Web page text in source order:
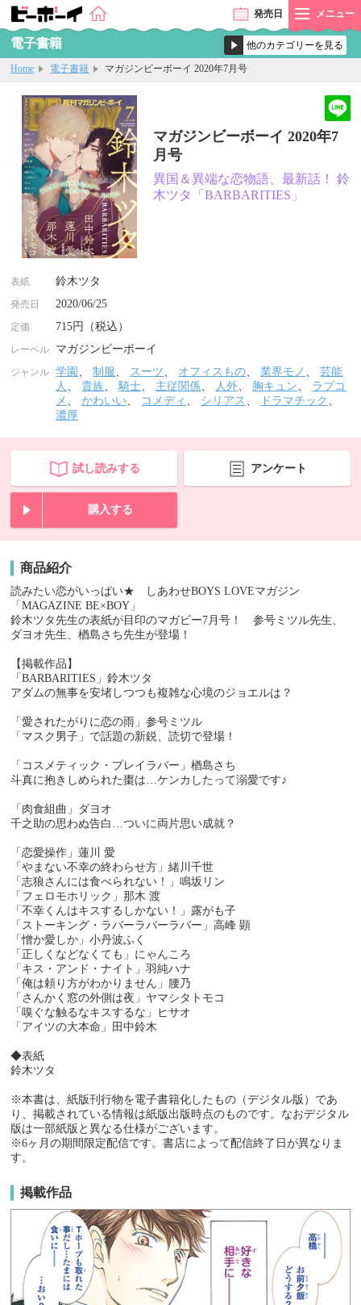
発売日 メニュー
電子書籍
Home 電子書籍 マガジンビーボーイ 2020年7月号
マガジンビーボーイ 2020年7
月号
異国＆異端な恋物語、最新話！ 鈴
木ツタ「BARBARITIES」
表紙 鈴木ツタ
発売日 2020/06/25
定価 715円（税込）
レーベル マガジンビーボーイ
ジャンル 学園 、制服、 スーツ、 オフィスもの、業界モノ 、芸能
人 、貴族、騎士、 主従関係、 人外、 胸キュン、 ラブコ
メ 、かわいい、 コメディ 、 シリアス 、 ドラマチック 、
濃厚
試し読みする アンケート
購入する
商品紹介
読みたい恋がいっぱい★ しあわせBOYS LOVEマガジン
「MAGAZINE BE×BOY」
鈴木ツタ先生の表紙が目印のマガビー7月号！ 参号ミツル先生、
ダヨオ先生、楢島さち先生が登場！
【掲載作品】
「BARBARITIES」鈴木ツタ
アダムの無事を安堵しつつも複雑な心境のジョエルは？
「愛されたがりに恋の雨」参号ミツル
「マスク男子」で話題の新鋭、読切で登場！
「コスメティック・プレイラバー」楢島さち
斗真に抱きしめられた棗は…ケンカしたって溺愛です♪
「肉食組曲」ダヨオ
千之助の思わぬ告白…ついに両片思い成就？
「恋愛操作」蓮川 愛
「やまない不幸の終わらせ方」緒川千世
「志狼さんには食べられない！」鳴坂リン
「フェロモホリック」那木 渡
「不幸くんはキスするしかない！」露がも子
「ストーキング・ラバーラバーラバー」高峰 顕
「憎か愛しか」小丹波ふく
「正しくなどなくても」にゃんころ
「キス・アンド・ナイト」羽純ハナ
「俺は頼り方がわかりません」腰乃
「さんかく窓の外側は夜」ヤマシタトモコ
「嗅ぐな触るなキスするな」ヒサオ
「アイツの大本命」田中鈴木
◆表紙
鈴木ツタ
※本書は、紙版刊行物を電子書籍化したもの（デジタル版）であ
り、掲載されている情報は紙版出版時点のものです。なおデジタル
版は一部紙版と異なる仕様がございます。
※6ヶ月の期間限定配信です。書店によって配信終了日が異なりま
す。
掲載作品